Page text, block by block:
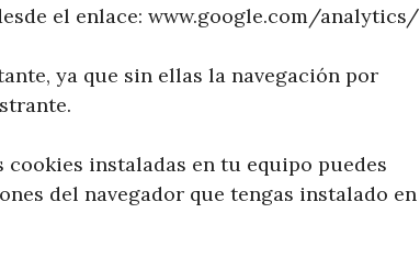
el enlace: www.google.com/analytics/
ya que sin ellas la navegación por
instaladas en tu equipo puedes
del navegador que tengas instalado en